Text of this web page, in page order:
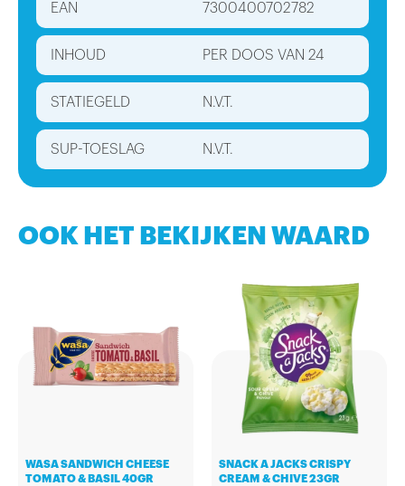
EAN 7300400702782
INHOUD PER DOOS VAN 24
STATIEGELD N.V.T.
SUP-TOESLAG N.V.T.
OOK HET BEKIJKEN WAARD
WASA SANDWICH CHEESE
TOMATO & BASIL 40GR
SNACK A JACKS CRISPY
CREAM & CHIVE 23GR